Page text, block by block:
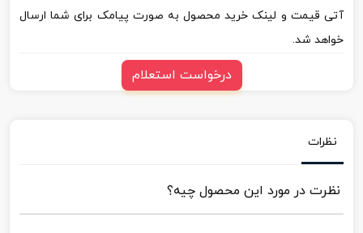
آتی قیمت و لینک خرید محصول به صورت پیامک برای شما ارسال
خواهد شد.
درخواست استعلام
نظرات
نظرت در مورد این محصول چیه؟